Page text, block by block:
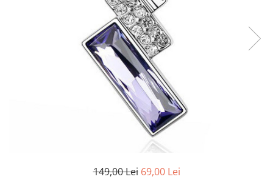
Seturi cadou barbati portofel si curea
Bannere personalizate scoli si gradinite
Caserole personalizate sandwich
149,00 Lei 69,00 Lei